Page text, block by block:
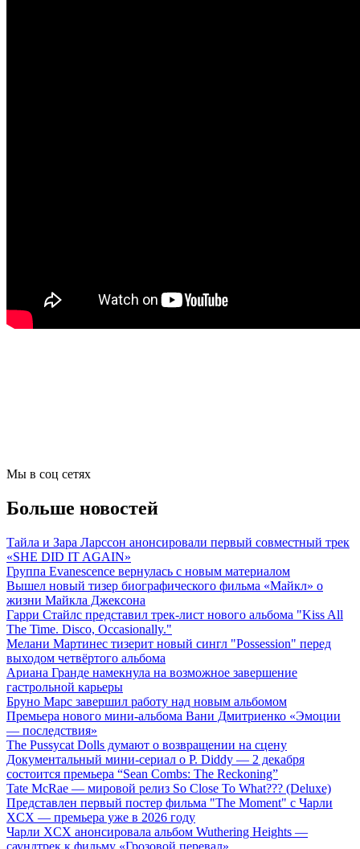
Мы в соц сетях
Больше новостей
Тайла и Зара Ларссон анонсировали первый совместный трек
«SHE DID IT AGAIN»
Группа Evanescence вернулась с новым материалом
Вышел новый тизер биографического фильма «Майкл» о
жизни Майкла Джексона
Гарри Стайлс представил трек-лист нового альбома "Kiss All
The Time. Disco, Occasionally."
Мелани Мартинес тизерит новый сингл "Possession" перед
выходом четвёртого альбома
Ариана Гранде намекнула на возможное завершение
гастрольной карьеры
Бруно Марс завершил работу над новым альбомом
Премьера нового мини-альбома Вани Дмитриенко «Эмоции
— последствия»
The Pussycat Dolls думают о возвращении на сцену
Документальный мини-сериал о P. Diddy — 2 декабря
состоится премьера “Sean Combs: The Reckoning”
Tate McRae — мировой релиз So Close To What??? (Deluxe)
Представлен первый постер фильма "The Moment" с Чарли
XCX — премьера уже в 2026 году
Чарли XCX анонсировала альбом Wuthering Heights —
саундтрек к фильму «Грозовой перевал»